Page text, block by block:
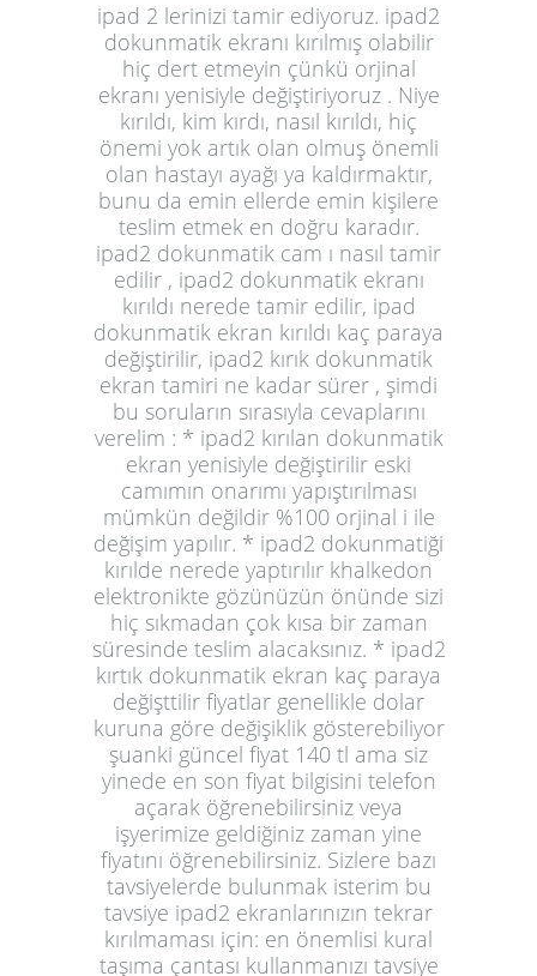
ipad 2 lerinizi tamir ediyoruz. ipad2
dokunmatik ekranı kırılmış olabilir
hiç dert etmeyin çünkü orjinal
ekranı yenisiyle değiştiriyoruz . Niye
kırıldı, kim kırdı, nasıl kırıldı, hiç
önemi yok artık olan olmuş önemli
olan hastayı ayağı ya kaldırmaktır,
bunu da emin ellerde emin kişilere
teslim etmek en doğru karadır.
ipad2 dokunmatik cam ı nasıl tamir
edilir , ipad2 dokunmatik ekranı
kırıldı nerede tamir edilir, ipad
dokunmatik ekran kırıldı kaç paraya
değiştirilir, ipad2 kırık dokunmatik
ekran tamiri ne kadar sürer , şimdi
bu soruların sırasıyla cevaplarını
verelim : * ipad2 kırılan dokunmatik
ekran yenisiyle değiştirilir eski
camımın onarımı yapıştırılması
mümkün değildir %100 orjinal i ile
değişim yapılır. * ipad2 dokunmatiği
kırılde nerede yaptırılır khalkedon
elektronikte gözünüzün önünde sizi
hiç sıkmadan çok kısa bir zaman
süresinde teslim alacaksınız. * ipad2
kırtık dokunmatik ekran kaç paraya
değişttilir fiyatlar genellikle dolar
kuruna göre değişiklik gösterebiliyor
şuanki güncel fiyat 140 tl ama siz
yinede en son fiyat bilgisini telefon
açarak öğrenebilirsiniz veya
işyerimize geldiğiniz zaman yine
fiyatını öğrenebilirsiniz. Sizlere bazı
tavsiyelerde bulunmak isterim bu
tavsiye ipad2 ekranlarınızın tekrar
kırılmaması için: en önemlisi kural
taşıma çantası kullanmanızı tavsiye